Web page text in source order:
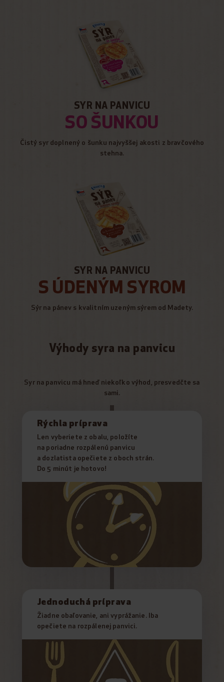
SYR NA PANVICU
SO ŠUNKOU
Čistý syr doplnený o šunku najvyššej akosti z bravčového
stehna.
SYR NA PANVICU
S ÚDENÝM SYROM
Sýr na pánev s kvalitním uzeným sýrem od Madety.
Výhody syra na panvicu
Syr na panvicu má hneď niekoľko výhod, presvedčte sa
sami.
Rýchla príprava
Len vyberiete z obalu, položíte
na poriadne rozpálenú panvicu
a dozlatista opečiete z oboch strán.
Do 5 minút je hotovo!
Jednoduchá príprava
Žiadne obaľovanie, ani vyprážanie. Iba
opečiete na rozpálenej panvici.